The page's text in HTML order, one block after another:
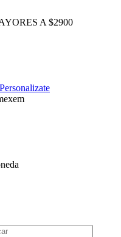
A $2900
Personalizate